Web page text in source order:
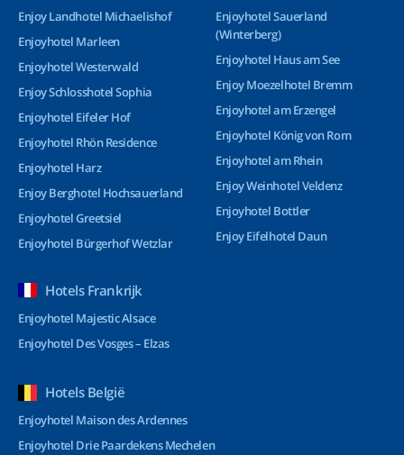
Enjoy Landhotel Michaelishof
Enjoyhotel Marleen
Enjoyhotel Westerwald
Enjoy Schlosshotel Sophia
Enjoyhotel Eifeler Hof
Enjoyhotel Rhön Residence
Enjoyhotel Harz
Enjoy Berghotel Hochsauerland
Enjoyhotel Greetsiel
Enjoyhotel Bürgerhof Wetzlar
Enjoyhotel Sauerland
(Winterberg)
Enjoyhotel Haus am See
Enjoy Moezelhotel Bremm
Enjoyhotel am Erzengel
Enjoyhotel König von Rom
Enjoyhotel am Rhein
Enjoy Weinhotel Veldenz
Enjoyhotel Bottler
Enjoy Eifelhotel Daun
Hotels Frankrijk
Enjoyhotel Majestic Alsace
Enjoyhotel Des Vosges – Elzas
Hotels België
Enjoyhotel Maison des Ardennes
Enjoyhotel Drie Paardekens Mechelen